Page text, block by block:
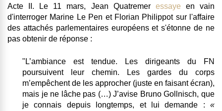
Acte II . Le 11 mars, Jean Quatremer essaye en vain
d'interroger Marine Le Pen et Florian Philippot sur l'affaire
des attachés parlementaires européens et s'étonne de ne
pas obtenir de réponse :
"L’ambiance est tendue. Les dirigeants du FN
poursuivent leur chemin.
Les gardes du corps
m’empêchent de les approcher (juste en faisant écran),
mais je ne lâche pas (…) J’avise Bruno Gollnisch, que
je connais depuis longtemps, et lui demande : «